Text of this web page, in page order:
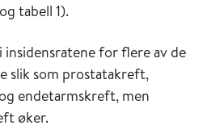
tabell 1).
insidensratene for flere av de
slik som prostatakreft,
endetarmskreft, men
øker.